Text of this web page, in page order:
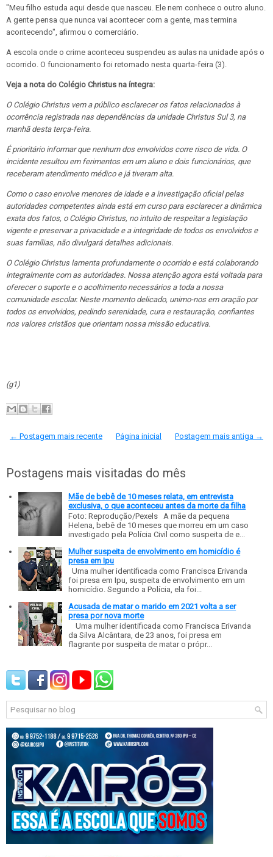
"Meu filho estuda aqui desde que nasceu. Ele nem conhece o outro aluno.
A gente pensa que nunca vai acontecer com a gente, mas termina
acontecendo", afirmou o comerciário.
A escola onde o crime aconteceu suspendeu as aulas na unidade após o
ocorrido. O funcionamento foi retomado nesta quarta-feira (3).
Veja a nota do Colégio Christus na íntegra:
O Colégio Christus vem a público esclarecer os fatos relacionados à
ocorrência registrada nas dependências da unidade Christus Sul 3, na
manhã desta terça-feira.
É prioritário informar que nenhum dos envolvidos corre risco de vida. O
incidente resultou em ferimentos em um aluno e dois funcionários, que
receberam atendimento médico e já tiveram alta.
Como o caso envolve menores de idade e a investigação oficial pelas
autoridades competentes ainda está em curso para esclarecer a dinâmica
exata dos fatos, o Colégio Christus, no intuito de respeitar a legislação
vigente e preservar a privacidade e a integridade de todos os envolvidos e
suas famílias, não divulgará detalhes adicionais.
O Colégio Christus lamenta profundamente o ocorrido e está colaborando
integralmente com as autoridades. Nossa atenção agora está voltada para
oferecer o suporte e o acolhimento necessários a toda a nossa
comunidade escolar. Neste momento delicado, unimo-nos em oração por
todos os envolvidos, pedindo serenidade, cura e restauração, confiantes
nos valores cristãos que orientam nossa missão educativa.
(g1)
← Postagem mais recente Postagem mais antiga →
Página inicial
Postagens mais visitadas do mês
Mãe de bebê de 10 meses relata, em entrevista
exclusiva, o que aconteceu antes da morte da filha
Foto: Reprodução/Pexels A mãe da pequena
Helena, bebê de 10 meses que morreu em um caso
investigado pela Polícia Civil como suspeita de e...
Mulher suspeita de envolvimento em homicídio é
presa em Ipu
Uma mulher identificada como Francisca Erivanda
foi presa em Ipu, suspeita de envolvimento em um
homicídio. Segundo a Polícia, ela foi...
Acusada de matar o marido em 2021 volta a ser
presa por nova morte
Uma mulher identificada como Francisca Erivanda
da Silva Alcântara, de 23 anos, foi presa em
flagrante por suspeita de matar o própr...